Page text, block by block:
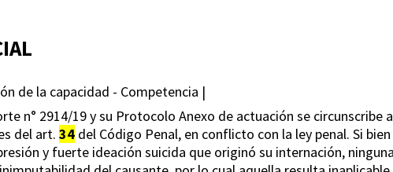
de la capacidad - Competencia |
n° 2914/19 y su Protocolo Anexo de actuación se circunscribe
del art. 34 del Código Penal, en conflicto con la ley penal. Si
y fuerte ideación suicida que originó su internación,